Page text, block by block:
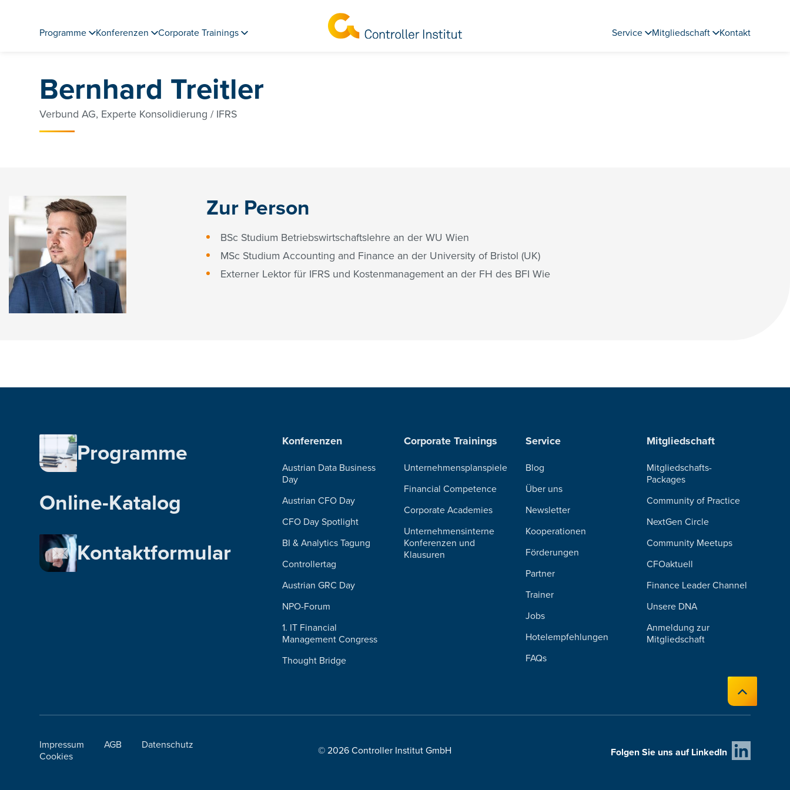
Programme Konferenzen Corporate Trainings Service Mitgliedschaft Kontakt
Bernhard Treitler
Verbund AG, Experte Konsolidierung / IFRS
Zur Person
BSc Studium Betriebswirtschaftslehre an der WU Wien
MSc Studium Accounting and Finance an der University of Bristol (UK)
Externer Lektor für IFRS und Kostenmanagement an der FH des BFI Wie
Programme
Online-Katalog
Kontaktformular
Konferenzen
Austrian Data Business
Day
Austrian CFO Day
CFO Day Spotlight
BI & Analytics Tagung
Controllertag
Austrian GRC Day
NPO-Forum
1. IT Financial
Management Congress
Thought Bridge
Corporate Trainings
Unternehmensplanspiele
Financial Competence
Corporate Academies
Unternehmensinterne
Konferenzen und
Klausuren
Service
Blog
Über uns
Newsletter
Kooperationen
Förderungen
Partner
Trainer
Jobs
Hotelempfehlungen
FAQs
Mitgliedschaft
Mitgliedschafts-
Packages
Community of Practice
NextGen Circle
Community Meetups
CFOaktuell
Finance Leader Channel
Unsere DNA
Anmeldung zur
Mitgliedschaft
Impressum AGB
Datenschutz
Cookies
© 2026 Controller Institut GmbH Folgen Sie uns auf LinkedIn